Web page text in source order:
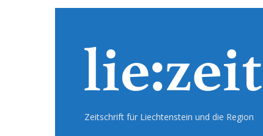
Zeitschrift für Liechtenstein und die Region